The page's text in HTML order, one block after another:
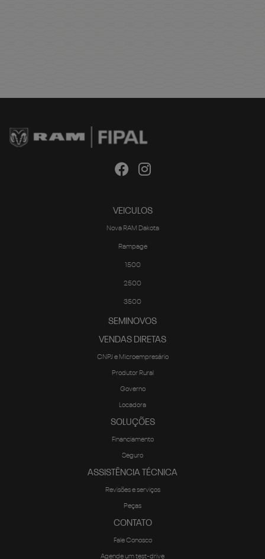
VEICULOS
Nova RAM Dakota
Rampage
1500
2500
3500
SEMINOVOS
VENDAS DIRETAS
CNPJ e Microempresário
Produtor Rural
Governo
Locadora
SOLUÇÕES
Financiamento
Seguro
ASSISTÊNCIA TÉCNICA
Revisões e serviços
Peças
CONTATO
Fale Conosco
Agende um test-drive